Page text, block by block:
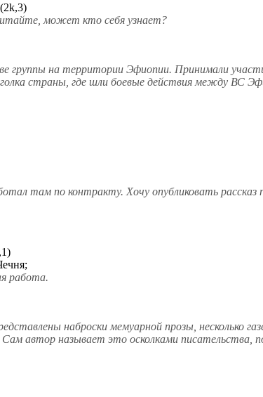
может кто себя узнает?
группы на территории Эфиопии. Принимали
страны, где шли боевые действия между ВС
там по контракту. Хочу опубликовать
работа.
наброски мемуарной прозы, несколько
автор называет это осколками писательства,